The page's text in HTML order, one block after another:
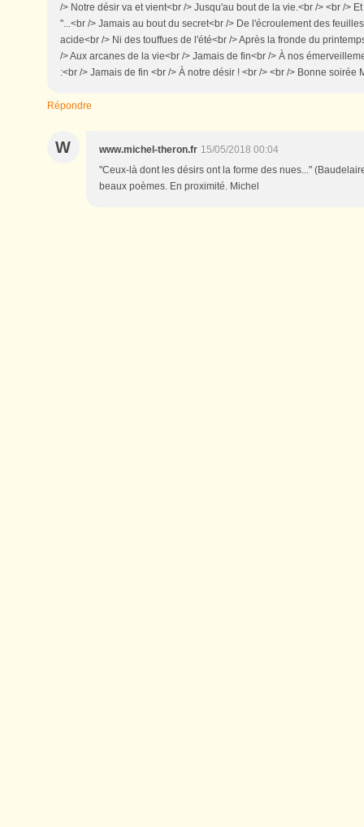
/> Notre désir va et vient<br /> Jusqu'au bout de la vie.<br /> <br />
"...<br /> Jamais au bout du secret<br /> De l'écroulement des
acide<br /> Ni des touffues de l'été<br /> Après la fronde du
/> Aux arcanes de la vie<br /> Jamais de fin<br /> À nos
:<br /> Jamais de fin <br /> À notre désir ! <br /> <br /> Bonne soirée
Répondre
W www.michel-theron.fr 15/05/2018 00:04
"Ceux-là dont les désirs ont la forme des nues..."
beaux poèmes. En proximité. Michel